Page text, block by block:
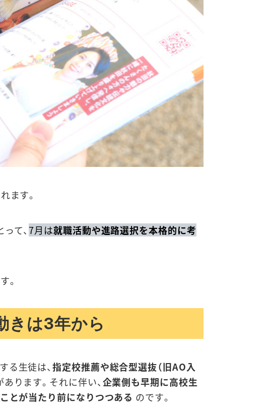
ます。
て、7月は就職活動や進路選択を本格的に考
。
きは3年から
る生徒は、指定校推薦や総合型選抜（旧AO入
ります。それに伴い、 企業側も早期に高校生
とが当たり前になりつつある のです。